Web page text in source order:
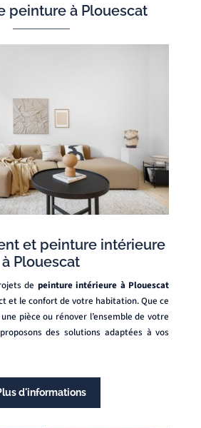
peinture à Plouescat
et peinture intérieure
à Plouescat
de peinture intérieure à Plouescat
et le confort de votre habitation. Que ce
pièce ou rénover l’ensemble de votre
des solutions adaptées à vos
d'informations